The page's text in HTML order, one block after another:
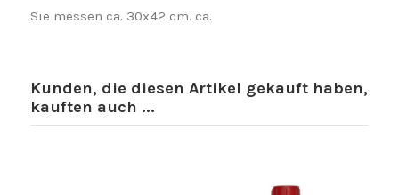
Sie messen ca. 30x42 cm. ca.
Kunden, die diesen Artikel gekauft haben,
kauften auch ...